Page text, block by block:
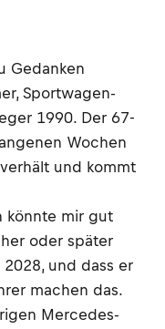
Gedanken
Sportwagen-
1990. Der 67-
Wochen
und kommt
könnte mir gut
oder später
und dass er
machen das.
Mercedes-